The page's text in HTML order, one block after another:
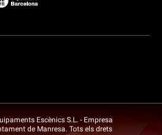
Escènics S.L. - Empresa
de Manresa. Tots els drets